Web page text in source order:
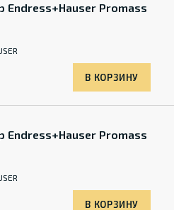
Endress+Hauser Promass
В КОРЗИНУ
Endress+Hauser Promass
В КОРЗИНУ